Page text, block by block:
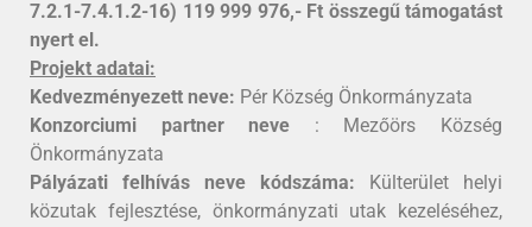
7.2.1-7.4.1.2-16) 119 999 976,- Ft összegű támogatást
nyert el.
Projekt adatai:
Kedvezményezett neve: Pér Község Önkormányzata
Konzorciumi partner neve : Mezőörs Község
Önkormányzata
Pályázati felhívás neve kódszáma: Külterület helyi
közutak fejlesztése, önkormányzati utak kezeléséhez,